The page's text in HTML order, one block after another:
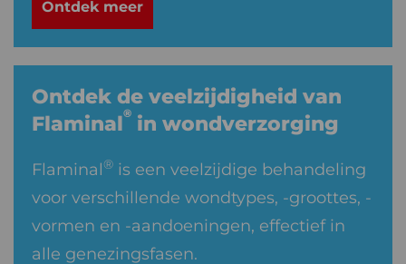
Ontdek meer
Ontdek de veelzijdigheid van
Flaminal® in wondverzorging
Flaminal® is een veelzijdige behandeling
voor verschillende wondtypes, -groottes, -
vormen en -aandoeningen, effectief in
alle genezingsfasen.